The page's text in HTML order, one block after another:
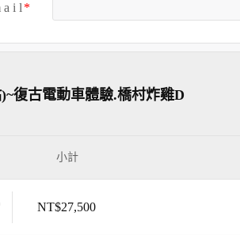
a i l
復古電動車體驗.橋村炸雞D
小計
NT$27,500